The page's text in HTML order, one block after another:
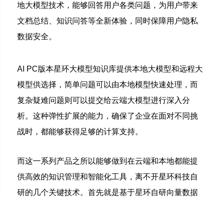
地大模型技术，能够回答用户各类问题，为用户带来
文档总结、知识问答等全新体验，同时保障用户隐私
数据安全。
AI PC版本星环大模型知识库提供本地大模型和远程大
模型供选择，简单问题可以由本地模型快速处理，而
复杂疑难问题则可以提交给云端大模型进行深入分
析。 这种弹性扩展的能力，确保了企业在面对不同挑
战时，都能够获得足够的计算支持。
而这一系列产品之所以能够做到在云端和本地都能提
供高效的知识管理和智能化工具，离不开星环科技自
研的几个关键技术。 首先就是基于星环自研向量数据